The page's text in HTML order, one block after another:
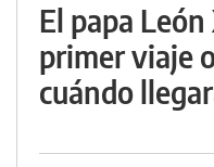
El papa
primer viaje
cuándo